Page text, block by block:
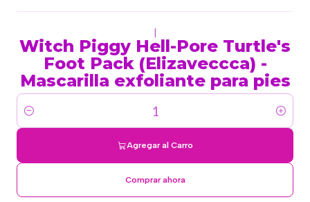
Witch Piggy Hell-Pore Turtle's
Foot Pack (Elizaveccca) -
Mascarilla exfoliante para pies
Cantidad
Agregar al Carro
Comprar ahora